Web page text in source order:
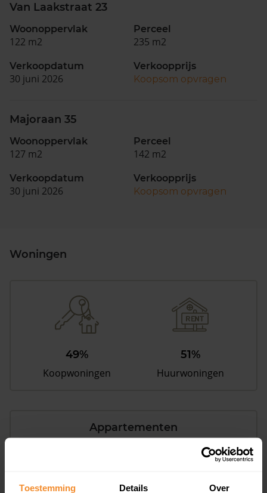
Toestemming Details Over
Van Laakstraat 23
Woonoppervlak
122 m2
Perceel
235 m2
Verkoopdatum
30 juni 2026
Verkoopprijs
Koopsom opvragen
Majoraan 35
Woonoppervlak
127 m2
Perceel
142 m2
Verkoopdatum
30 juni 2026
Verkoopprijs
Koopsom opvragen
Woningen
49%
Koopwoningen
51%
Huurwoningen
Appartementen